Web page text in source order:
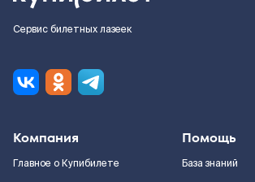
Сервис билетных лазеек
Компания
Главное о Купибилете
Помощь
База знаний